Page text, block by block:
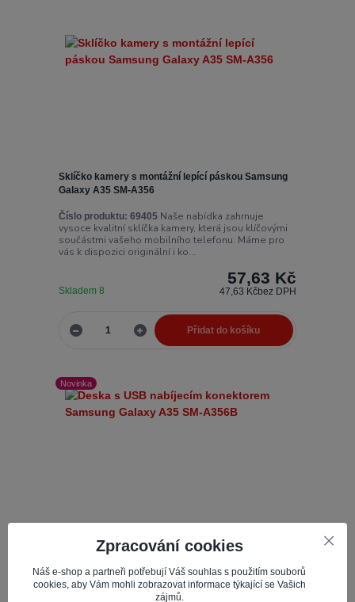
Sklíčko kamery s montážní lepící páskou Samsung
Galaxy A35 SM-A356
Číslo produktu: 69405 Naše nabídka zahrnuje
vysoce kvalitní sklíčka kamery, která jsou klíčovými
součástmi vašeho mobilního telefonu. Máme pro
vás k dispozici originální i ko...
57,63 Kč
47,63 Kčbez DPH
Skladem 8
Přidat do košíku
Novinka
Zpracování cookies
Náš e-shop a partneři potřebují Váš souhlas s použitím souborů
cookies, aby Vám mohli zobrazovat informace týkající se Vašich
zájmů.